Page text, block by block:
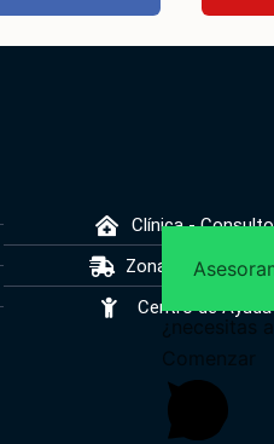
Clínica -
Zonas de Envíos
Centro de
¿necesitas
Comenzar